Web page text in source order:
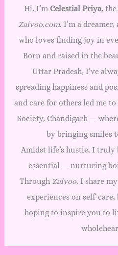
Hi, I’m Celestial Priya,
Zaivoo.com. I’m a
who loves finding joy in
Born and raised in the
Uttar Pradesh, I’ve
spreading happiness and
and care for others led me
Society, Chandigarh —
by bringing smiles
Amidst life’s hustle, I truly
essential — nurturing
Through Zaivoo, I share
experiences on self-
hoping to inspire you to